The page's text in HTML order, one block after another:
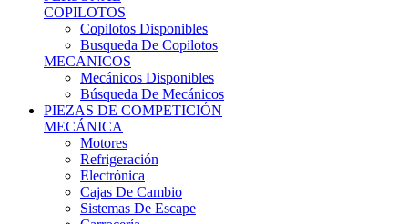
COPILOTOS
Copilotos Disponibles
Busqueda De Copilotos
MECANICOS
Mecánicos Disponibles
Búsqueda De Mecánicos
PIEZAS DE COMPETICIÓN
MECÁNICA
Motores
Refrigeración
Electrónica
Cajas De Cambio
Sistemas De Escape